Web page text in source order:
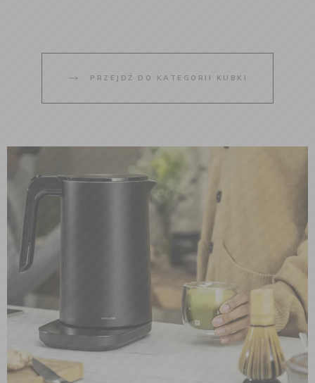
PRZEJDŹ DO KATEGORII KUBKI